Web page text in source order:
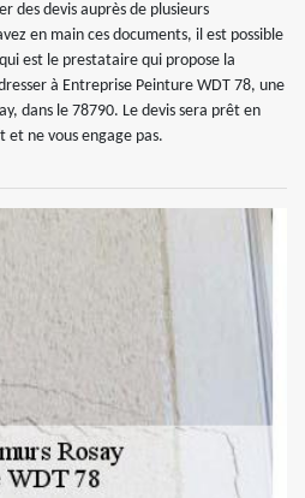
des devis auprès de plusieurs
en main ces documents, il est possible
est le prestataire qui propose la
à Entreprise Peinture WDT 78, une
dans le 78790. Le devis sera prêt en
et ne vous engage pas.